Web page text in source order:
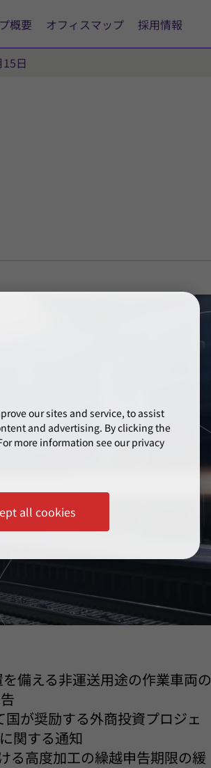
概要 オフィスマップ 採用情報
日
備える非運送用途の作業車両の
国が奨励する外商投資プロジェ
関する通知
る高度加工の繰越申告期限の緩
our sites and service, to assist
and advertising. By clicking the
more information see our privacy
all cookies